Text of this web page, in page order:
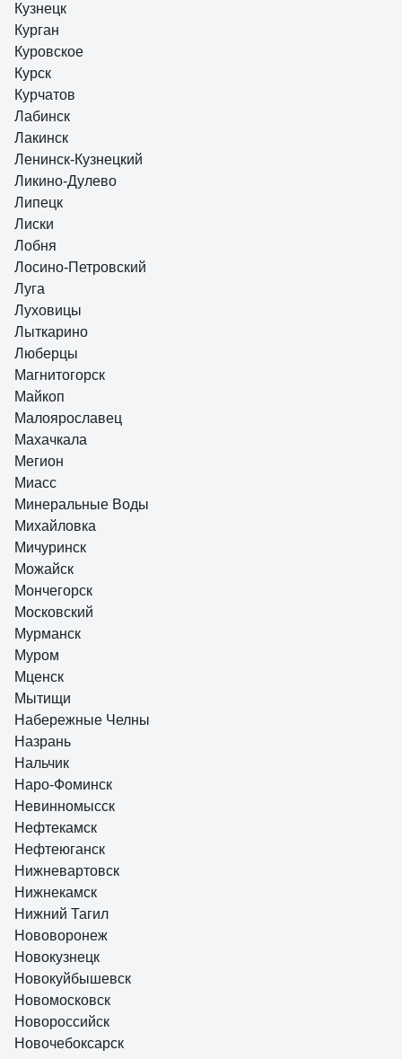
Кузнецк
Курган
Куровское
Курск
Курчатов
Лабинск
Лакинск
Ленинск-Кузнецкий
Ликино-Дулево
Липецк
Лиски
Лобня
Лосино-Петровский
Луга
Луховицы
Лыткарино
Люберцы
Магнитогорск
Майкоп
Малоярославец
Махачкала
Мегион
Миасс
Минеральные Воды
Михайловка
Мичуринск
Можайск
Мончегорск
Московский
Мурманск
Муром
Мценск
Мытищи
Набережные Челны
Назрань
Нальчик
Наро-Фоминск
Невинномысск
Нефтекамск
Нефтеюганск
Нижневартовск
Нижнекамск
Нижний Тагил
Нововоронеж
Новокузнецк
Новокуйбышевск
Новомосковск
Новороссийск
Новочебоксарск